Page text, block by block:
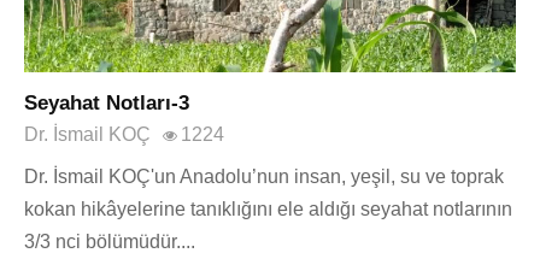
Seyahat Notları-3
Dr. İsmail KOÇ 1224
Dr. İsmail KOÇ'un Anadolu’nun insan, yeşil, su ve toprak
kokan hikâyelerine tanıklığını ele aldığı seyahat notlarının
3/3 nci bölümüdür....